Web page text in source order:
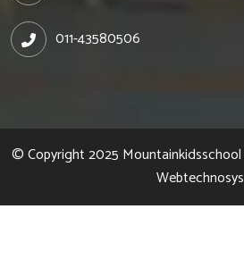
011-43580506
© Copyright 2025 Mountainkidsschool
Webtechnosys